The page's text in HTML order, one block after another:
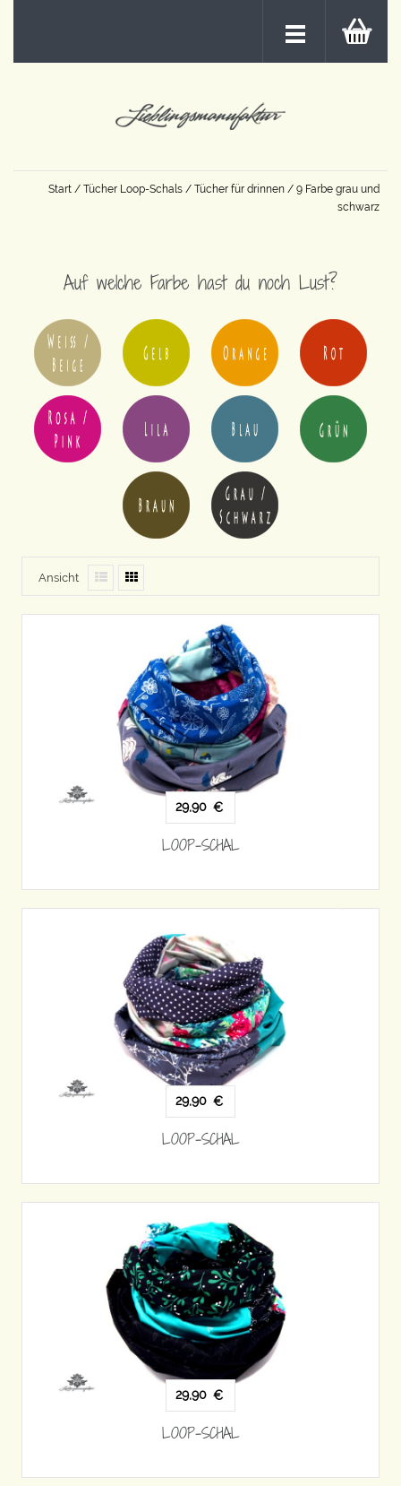
Start / Tücher Loop-Schals / Tücher für drinnen / 9 Farbe grau und
schwarz
Auf welche Farbe hast du noch Lust?
Ansicht
29,90 €
LOOP-SCHAL
29,90 €
LOOP-SCHAL
29,90 €
LOOP-SCHAL